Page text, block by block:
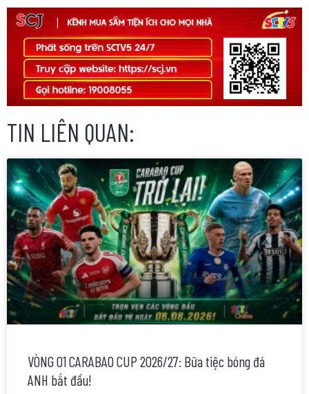
TIN LIÊN QUAN:
VÒNG 01 CARABAO CUP 2026/27: Bữa tiệc bóng đá
ANH bắt đầu!